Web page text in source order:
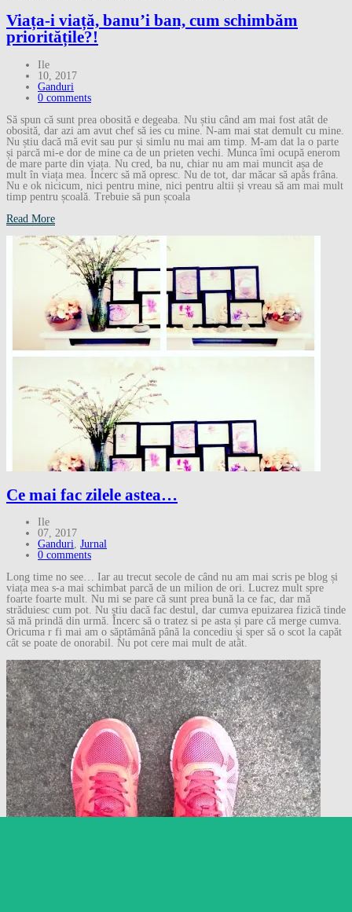
Viața-i viață, banu’i ban, cum schimbăm
prioritățile?!
Ile
10, 2017
Ganduri
0 comments
Să spun că sunt prea obosită e degeaba. Nu știu când am mai fost atât de
obosită, dar azi am avut chef să ies cu mine. N-am mai stat demult cu mine.
Nu știu dacă mă evit sau pur și simlu nu mai am timp. M-am dat la o parte
și parcă mi-e dor de mine ca de un prieten vechi. Munca îmi ocupă enerom
de mare parte din viața. Nu cred, ba nu, chiar nu am mai muncit așa de
mult în viața mea. Încerc să mă opresc. Nu de tot, dar măcar să apăs frâna.
Nu e ok nicicum, nici pentru mine, nici pentru altii și vreau să am mai mult
timp pentru școală. Trebuie să pun școala
Read More
Ce mai fac zilele astea…
Ile
07, 2017
Ganduri, Jurnal
0 comments
Long time no see… Iar au trecut secole de când nu am mai scris pe blog și
viața mea s-a mai schimbat parcă de un milion de ori. Lucrez mult spre
foarte foarte mult. Nu mi se pare că sunt prea bună la ce fac, dar mă
străduiesc cum pot. Nu știu dacă fac destul, dar cumva epuizarea fizică tinde
să mă prindă din urmă. Încerc să o tratez si pe asta și pare că merge cumva.
Oricuma r fi mai am o săptămână până la concediu și sper să o scot la capăt
cât se poate de onorabil. Nu pot cere mai mult de atât.